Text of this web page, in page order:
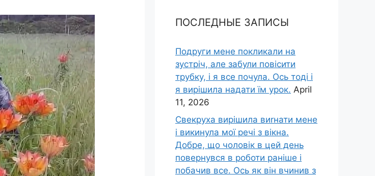
ПОСЛЕДНЫЕ ЗАПИСЫ
Подруги мене покликали на
зустріч, але забули повісити
трубку, і я все почула. Ось тоді і
я вирішила надати їм урок. April
11, 2026
Свекруха вирішила виrнати мене
і викинула мої речі з вікна.
Добре, що чоловік в цей день
повернувся в роботи раніше і
побачив все. Ось як він вчинив з